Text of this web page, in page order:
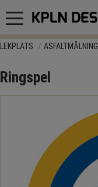
Meny
LEKPLATS ASFALTMÅLNING
Ringspel